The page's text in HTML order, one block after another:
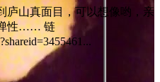
山真面目，可以想像哟，亲
弹性…… 链